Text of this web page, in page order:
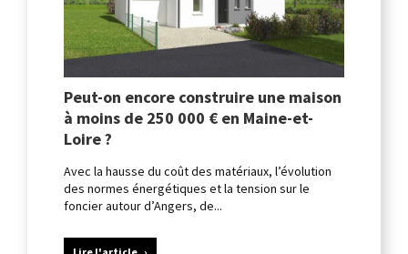
Peut-on encore construire une maison
à moins de 250 000 € en Maine-et-
Loire ?
Avec la hausse du coût des matériaux, l’évolution
des normes énergétiques et la tension sur le
foncier autour d’Angers, de...